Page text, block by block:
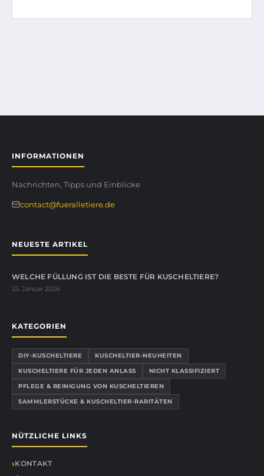
INFORMATIONEN
Nachrichten, Tipps und Einblicke
contact@fueralletiere.de
NEUESTE ARTIKEL
WELCHE FÜLLUNG IST DIE BESTE FÜR KUSCHELTIERE?
23. Januar 2026
KATEGORIEN
DIY-KUSCHELTIERE
KUSCHELTIER-NEUHEITEN
KUSCHELTIERE FÜR JEDEN ANLASS
NICHT KLASSIFIZIERT
PFLEGE & REINIGUNG VON KUSCHELTIEREN
SAMMLERSTÜCKE & KUSCHELTIER-RARITÄTEN
NÜTZLICHE LINKS
KONTAKT